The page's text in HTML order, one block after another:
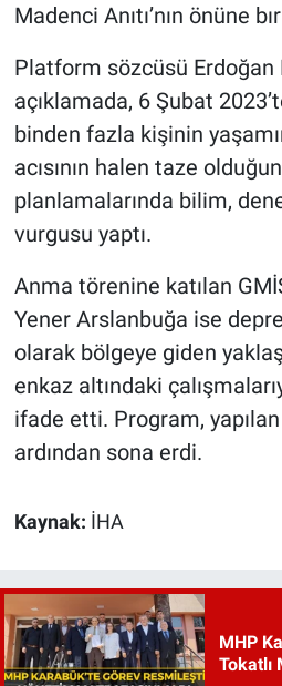
Madenci Anıtı’nın önüne
Platform sözcüsü Erdoğan
açıklamada, 6 Şubat
binden fazla kişinin
acısının halen taze
planlamalarında bilim,
vurgusu yaptı.
Anma törenine katılan
Yener Arslanbuğa ise
olarak bölgeye giden
enkaz altındaki
ifade etti. Program, yapılan
ardından sona erdi.
Kaynak: İHA
MHP
Tokatlı